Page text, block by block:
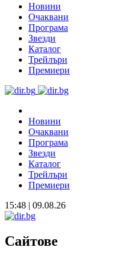
Новини
Очаквани
Програма
Звезди
Каталог
Трейлъри
Премиери
Новини
Очаквани
Програма
Звезди
Каталог
Трейлъри
Премиери
15:48 | 09.08.26
Сайтове